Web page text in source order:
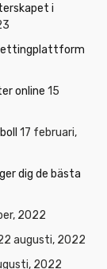
i
online 15
17 februari,
dig de bästa
2022
augusti, 2022
2022